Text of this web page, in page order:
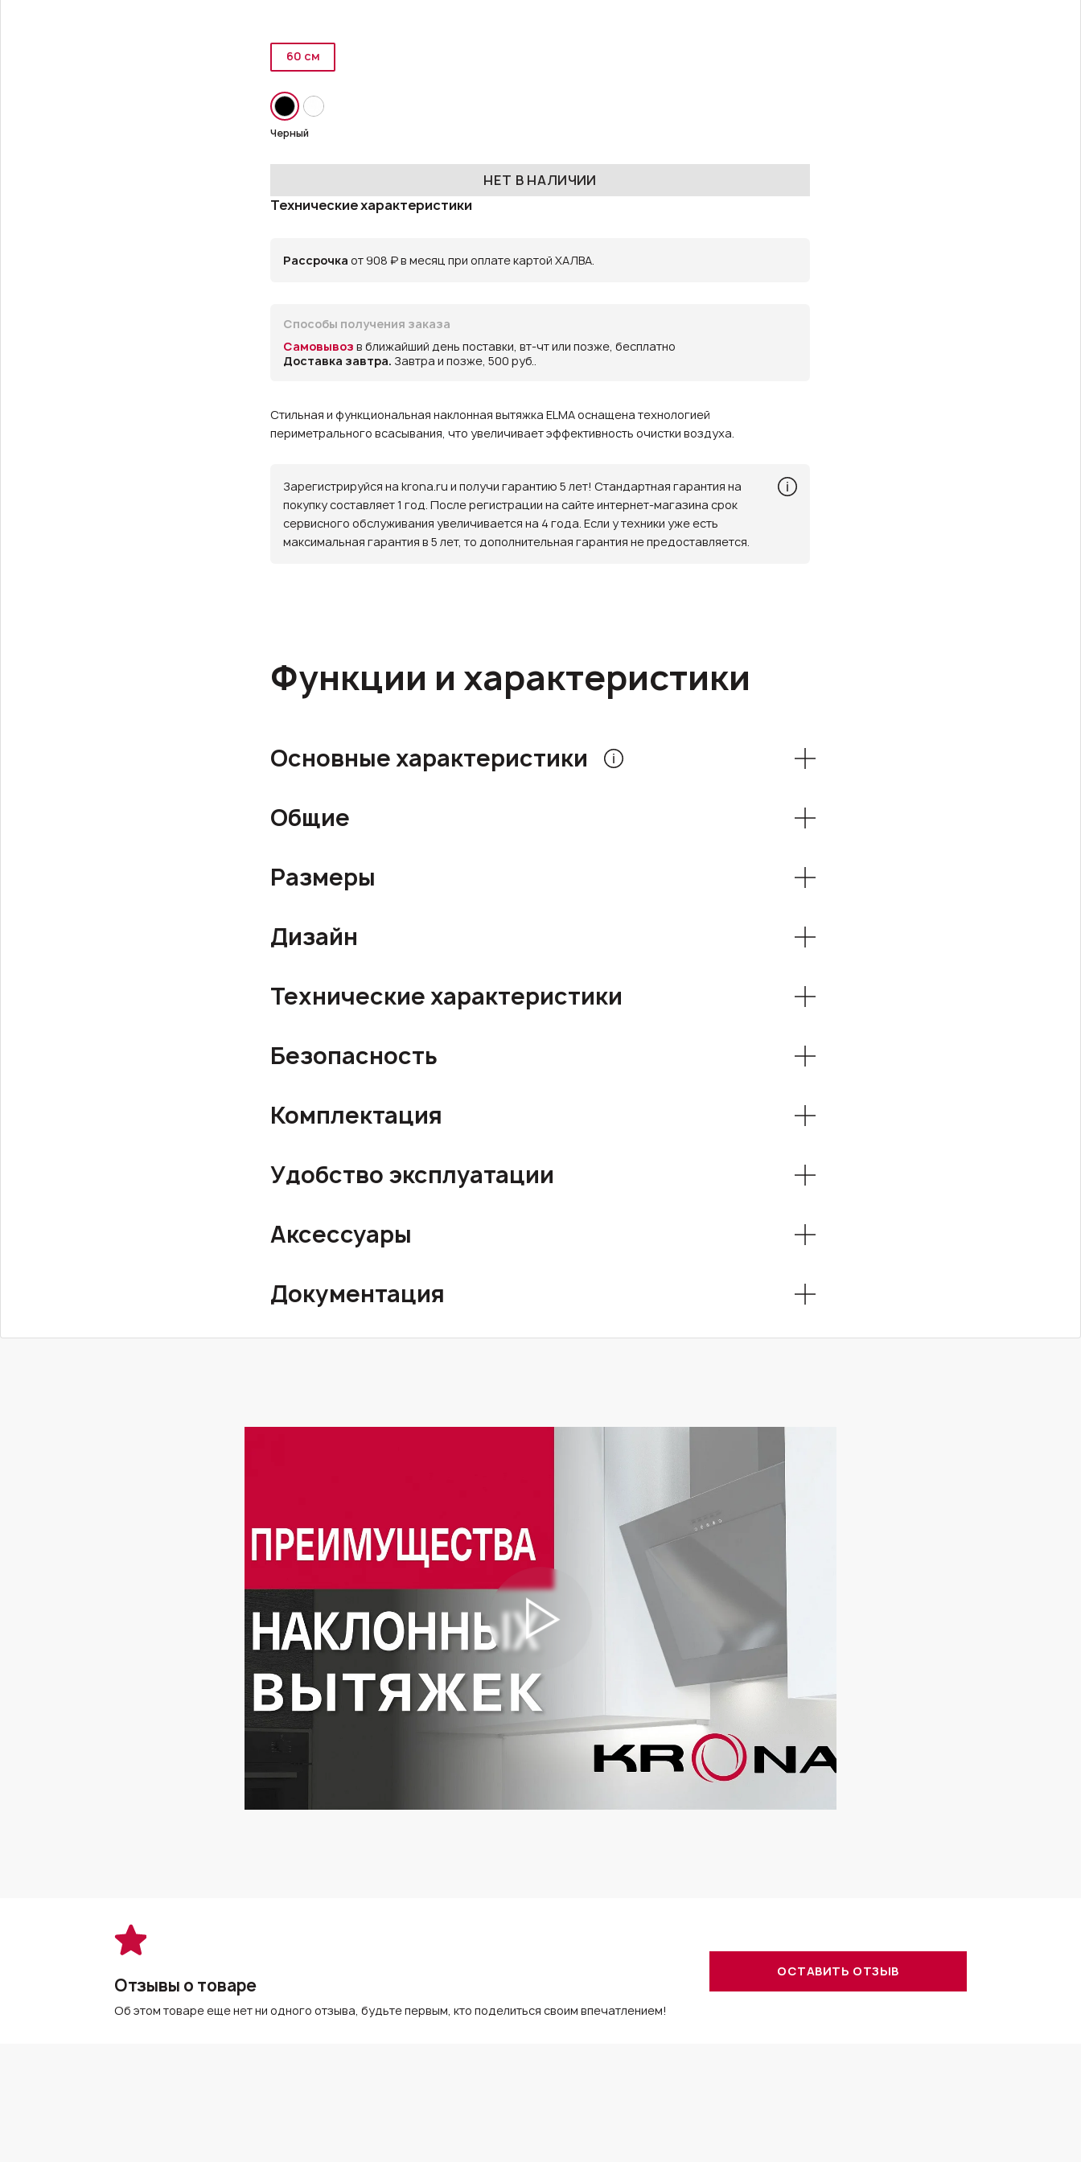
60 см
Черный
НЕТ В НАЛИЧИИ
Технические характеристики
Рассрочка от 908 ₽ в месяц при оплате картой ХАЛВА.
Способы получения заказа
Самовывоз в ближайший день поставки, вт-чт или позже, бесплатно
Доставка завтра. Завтра и позже, 500 руб..
Стильная и функциональная наклонная вытяжка ELMA оснащена технологией
периметрального всасывания, что увеличивает эффективность очистки воздуха.
Зарегистрируйся на krona.ru и получи гарантию 5 лет! Стандартная гарантия на
покупку составляет 1 год. После регистрации на сайте интернет-магазина срок
сервисного обслуживания увеличивается на 4 года. Если у техники уже есть
максимальная гарантия в 5 лет, то дополнительная гарантия не предоставляется.
Функции и характеристики
Основные характеристики
Общие
Размеры
Дизайн
Технические характеристики
Безопасность
Комплектация
Удобство эксплуатации
Аксессуары
Документация
Отзывы о товаре
Об этом товаре еще нет ни одного отзыва, будьте первым, кто поделиться своим впечатлением!
ОСТАВИТЬ ОТЗЫВ